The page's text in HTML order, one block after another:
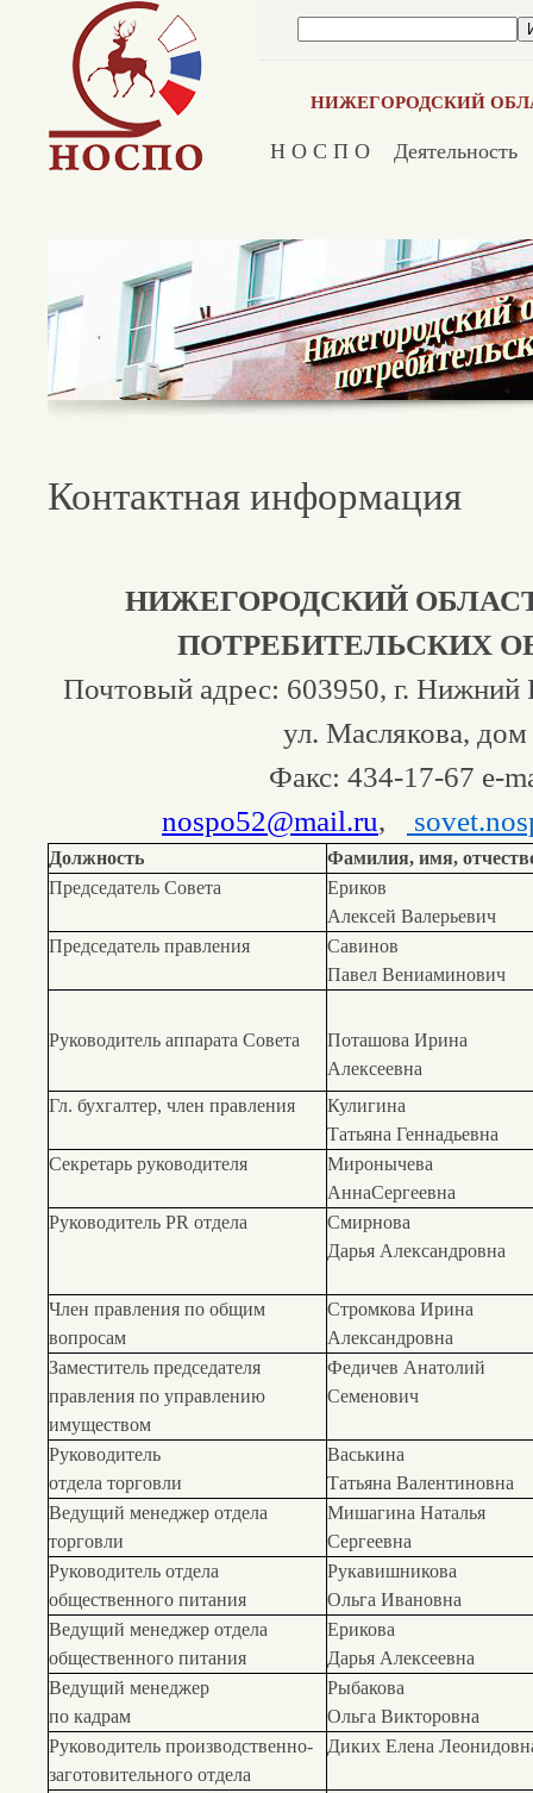
Н О С П О Деятельность
НИЖЕГОРОДСКИЙ
Контактная информация
НИЖЕГОРОДСКИЙ
ПОТРЕБИТЕЛЬСКИХ
Почтовый адрес: 603950, г.
ул. Маслякова, дом
Факс: 434-17-67 e-
nospo52@mail.ru,
Должность
Фамилия, имя,
Председатель Совета
Ериков
Алексей Валерьевич
Председатель правления
Савинов
Павел Вениаминович
Руководитель аппарата Совета
Поташова Ирина
Алексеевна
Гл. бухгалтер, член правления
Кулигина
Татьяна Геннадьевна
Секретарь руководителя
Миронычева
АннаСергеевна
Руководитель PR отдела
Смирнова
Дарья Александровна
Член правления по общим
вопросам
Стромкова Ирина
Александровна
Заместитель председателя
правления по управлению
имуществом
Федичев Анатолий
Семенович
Руководитель
отдела торговли
Васькина
Татьяна Валентиновна
Ведущий менеджер отдела
торговли
Мишагина Наталья
Сергеевна
Руководитель отдела
общественного питания
Рукавишникова
Ольга Ивановна
Ведущий менеджер отдела
общественного питания
Ерикова
Дарья Алексеевна
Ведущий менеджер
по кадрам
Рыбакова
Ольга Викторовна
Руководитель производственно-
заготовительного отдела
Диких Елена